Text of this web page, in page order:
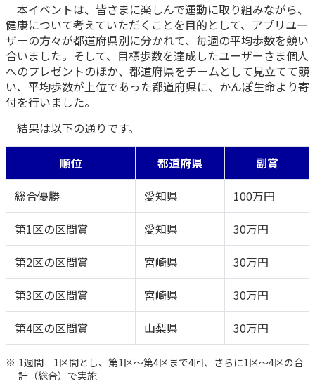
お手続き一覧
マイページでできること
新規登録
ログイン
ご契約内容の確認
お客さまに関する情報等の確認の取り組み
終身保険
養老保険
定期保険
学資保険
長寿支援保険
資料請求
保険の探し方のポイント
これからのライフイベントでかかる費用とは？
ちら
法人のお客さま向け商品一覧
目的から探す
お役立ち情報
かんぽ生命の団体取扱い
法人向け資料請求
お問い合わせ先
かんぽのLifeサポートナビ
医療
お金
子育て
ライフプラン
健康情報
かんぽ生命について
かんぽ生命について
ご挨拶
経営理念・経営戦略
会社概要
財務情報
株主・投資家のみなさまへ
日本郵政グループとしての取り組み
採用情報
CM・オウンドメディア／ソーシャルメディア
よくあるご質問
お問い合わせ
サステナビリティ
株主・投資家のみなさまへ
採用情報
English
本イベントは、皆さまに楽しんで運動に取り組みながら、
健康について考えていただくことを目的として、アプリユー
ザーの方々が都道府県別に分かれて、毎週の平均歩数を競い
合いました。そして、目標歩数を達成したユーザーさま個人
へのプレゼントのほか、都道府県をチームとして見立てて競
い、平均歩数が上位であった都道府県に、かんぽ生命より寄
付を行いました。
結果は以下の通りです。
順位 都道府県
副賞
総合優勝
愛知県
100万円
第1区の区間賞
愛知県
30万円
第2区の区間賞
宮崎県
30万円
第3区の区間賞
宮崎県
30万円
第4区の区間賞
山梨県 30万円
1週間＝1区間とし、第1区～第4区まで4回、さらに1区～4区の合
計（総合）で実施